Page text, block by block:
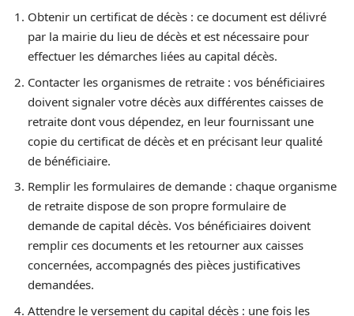
Obtenir un certificat de décès : ce document est délivré
par la mairie du lieu de décès et est nécessaire pour
effectuer les démarches liées au capital décès.
Contacter les organismes de retraite : vos bénéficiaires
doivent signaler votre décès aux différentes caisses de
retraite dont vous dépendez, en leur fournissant une
copie du certificat de décès et en précisant leur qualité
de bénéficiaire.
Remplir les formulaires de demande : chaque organisme
de retraite dispose de son propre formulaire de
demande de capital décès. Vos bénéficiaires doivent
remplir ces documents et les retourner aux caisses
concernées, accompagnés des pièces justificatives
demandées.
Attendre le versement du capital décès : une fois les